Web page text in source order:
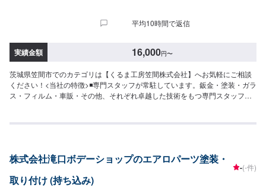
【定休日・営業時間】定休日：日曜日、祝日営業時間：9:00~18:00
平均10時間で返信
実績金額 16,000円〜
茨城県笠間市でのカテゴリは【くるま工房笠間株式会社】へお気軽にご相談
ください！<当社の特徴>◾専門スタッフが常駐しています。鈑金・塗装・ガラ
ス・フィルム・車販・その他、それぞれ卓越した技術をもつ専門スタッフが
保証します。◾土・日・祝も営業してるのでお客様がお休みでも見積・修理が
>★お安く済ませたい…★お時間があまり取れない…などのご相談もお気軽に
どうぞ！【1】オファーにてお問い合わせ【2】お見積り【3】お見積りにご
納得いただければ作業開始【4】仕上がり次第納車-----納期について-----納期
株式会社滝口ボデーショップのエアロパーツ塗装・
取り付け (持ち込み)
-(-件)